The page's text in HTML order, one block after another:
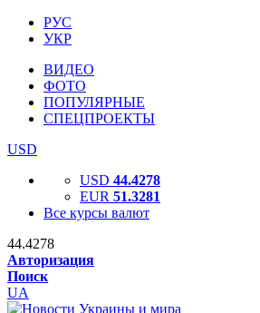
РУС
УКР
ВИДЕО
ФОТО
ПОПУЛЯРНЫЕ
СПЕЦПРОЕКТЫ
USD
USD 44.4278
EUR 51.3281
Все курсы валют
44.4278
Авторизация
Поиск
UA